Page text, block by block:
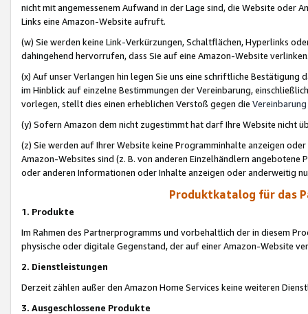
nicht mit angemessenem Aufwand in der Lage sind, die Website oder
Links eine Amazon-Website aufruft.
(w) Sie werden keine Link-Verkürzungen, Schaltflächen, Hyperlinks
dahingehend hervorrufen, dass Sie auf eine Amazon-Website
(x) Auf unser Verlangen hin legen Sie uns eine schriftliche
im Hinblick auf einzelne Bestimmungen der Vereinbarung,
vorlegen, stellt dies einen erheblichen Verstoß gegen die Vereinbarung
(y) Sofern Amazon dem nicht zugestimmt hat darf Ihre Website nicht
(z) Sie werden auf Ihrer Website keine Programminhalte anzeigen
Amazon-Websites sind (z. B. von anderen Einzelhändlern
oder anderen Informationen oder Inhalte anzeigen oder anderweitig
Produktkatalog für das
1. Produkte
Im Rahmen des Partnerprogramms und vorbehaltlich der in diesem
physische oder digitale Gegenstand, der auf einer Amazon-Website
2. Dienstleistungen
Derzeit zählen außer den Amazon Home Services keine weiteren
3. Ausgeschlossene Produkte